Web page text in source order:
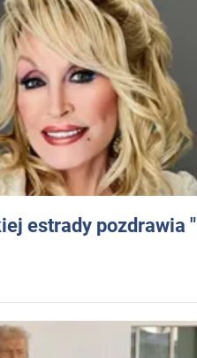
estrady pozdrawia